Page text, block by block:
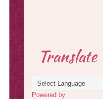
Translate
Powered by